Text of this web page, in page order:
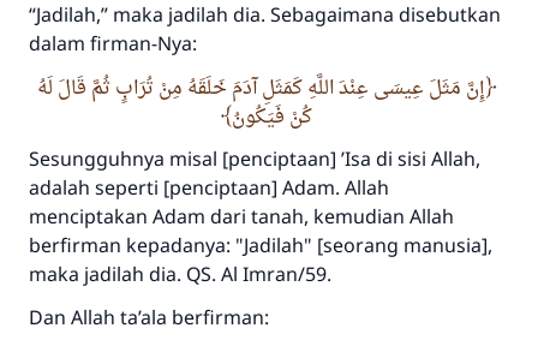
“Jadilah,” maka jadilah dia. Sebagaimana disebutkan
dalam firman-Nya:
إِنَّ مَثَلَ عِيسَى عِنْدَ اللَّهِ كَمَثَلِ آدَمَ خَلَقَهُ مِنْ تُرَابٍ ثُمَّ قَالَ لَهُ
كُنْ فَيَكُونُ
Sesungguhnya misal [penciptaan] ’Isa di sisi Allah,
adalah seperti [penciptaan] Adam. Allah
menciptakan Adam dari tanah, kemudian Allah
berfirman kepadanya: "Jadilah" [seorang manusia],
maka jadilah dia. QS. Al Imran/59.
Dan Allah ta’ala berfirman: